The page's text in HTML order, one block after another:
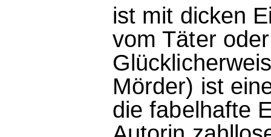
ist mit dicken
vom Täter
Mörder) ist
die fabelhafte